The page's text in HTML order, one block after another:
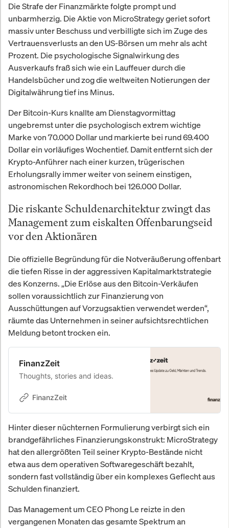
Die Strafe der Finanzmärkte folgte prompt und
unbarmherzig. Die Aktie von MicroStrategy geriet sofort
massiv unter Beschuss und verbilligte sich im Zuge des
Vertrauensverlusts an den US-Börsen um mehr als acht
Prozent. Die psychologische Signalwirkung des
Ausverkaufs fraß sich wie ein Lauffeuer durch die
Handelsbücher und zog die weltweiten Notierungen der
Digitalwährung tief ins Minus.
Der Bitcoin-Kurs knallte am Dienstagvormittag
ungebremst unter die psychologisch extrem wichtige
Marke von 70.000 Dollar und markierte bei rund 69.400
Dollar ein vorläufiges Wochentief. Damit entfernt sich der
Krypto-Anführer nach einer kurzen, trügerischen
Erholungsrally immer weiter von seinem einstigen,
astronomischen Rekordhoch bei 126.000 Dollar.
Die riskante Schuldenarchitektur zwingt das
Management zum eiskalten Offenbarungseid
vor den Aktionären
Die offizielle Begründung für die Notveräußerung offenbart
die tiefen Risse in der aggressiven Kapitalmarktstrategie
des Konzerns. „Die Erlöse aus den Bitcoin-Verkäufen
sollen voraussichtlich zur Finanzierung von
Ausschüttungen auf Vorzugsaktien verwendet werden“,
räumte das Unternehmen in seiner aufsichtsrechtlichen
Meldung betont trocken ein.
FinanzZeit
Thoughts, stories and ideas.
FinanzZeit
Hinter dieser nüchternen Formulierung verbirgt sich ein
brandgefährliches Finanzierungskonstrukt: MicroStrategy
hat den allergrößten Teil seiner Krypto-Bestände nicht
etwa aus dem operativen Softwaregeschäft bezahlt,
sondern fast vollständig über ein komplexes Geflecht aus
Schulden finanziert.
Das Management um CEO Phong Le reizte in den
vergangenen Monaten das gesamte Spektrum an